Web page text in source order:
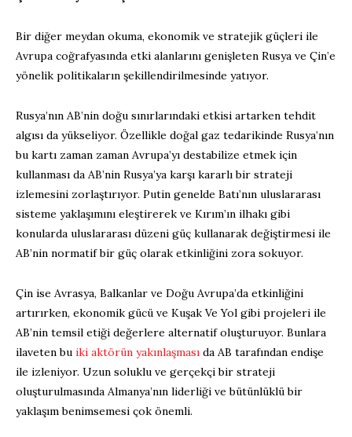
Bir diğer meydan okuma, ekonomik ve stratejik güçleri ile
Avrupa coğrafyasında etki alanlarını genişleten Rusya ve Çin’e
yönelik politikaların şekillendirilmesinde yatıyor.
Rusya’nın AB’nin doğu sınırlarındaki etkisi artarken tehdit
algısı da yükseliyor. Özellikle doğal gaz tedarikinde Rusya’nın
bu kartı zaman zaman Avrupa’yı destabilize etmek için
kullanması da AB’nin Rusya’ya karşı kararlı bir strateji
izlemesini zorlaştırıyor. Putin genelde Batı’nın uluslararası
sisteme yaklaşımını eleştirerek ve Kırım’ın ilhakı gibi
konularda uluslararası düzeni güç kullanarak değiştirmesi ile
AB’nin normatif bir güç olarak etkinliğini zora sokuyor.
Çin ise Avrasya, Balkanlar ve Doğu Avrupa’da etkinliğini
artırırken, ekonomik gücü ve Kuşak Ve Yol gibi projeleri ile
AB’nin temsil etiği değerlere alternatif oluşturuyor. Bunlara
ilaveten bu iki aktörün yakınlaşması da AB tarafından endişe
ile izleniyor. Uzun soluklu ve gerçekçi bir strateji
oluşturulmasında Almanya’nın liderliği ve bütünlüklü bir
yaklaşım benimsemesi çok önemli.